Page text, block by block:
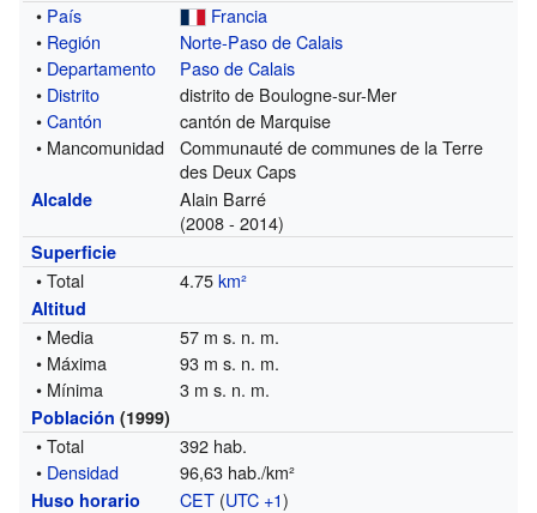
• País
Francia
• Región
Norte-Paso de Calais
• Departamento
Paso de Calais
• Distrito
distrito de Boulogne-sur-Mer
•Cantón
cantón de Marquise
• Mancomunidad
Communauté de communes de la Terre
des Deux Caps
Alcalde
Alain Barré
(2008 - 2014)
Superficie
• Total 4.75km²
Altitud
• Media
57 m s. n. m.
• Máxima
93 m s. n. m.
• Mínima
3 m s. n. m.
Población (1999)
• Total
392 hab.
• Densidad 96,63 hab./km²
Huso horario CET (UTC +1)